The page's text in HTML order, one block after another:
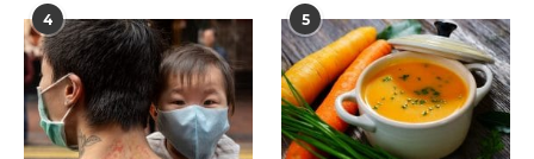
4 5